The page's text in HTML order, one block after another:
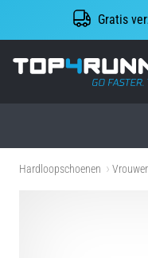
Gratis
Hardloopschoenen